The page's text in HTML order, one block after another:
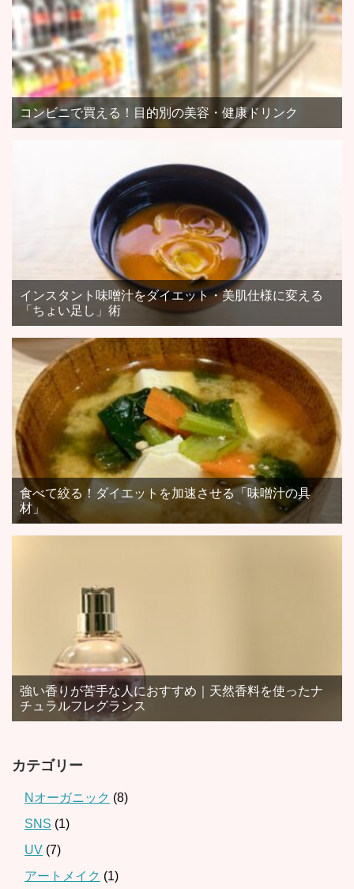
コンビニで買える！目的別の美容・健康ドリンク
インスタント味噌汁をダイエット・美肌仕様に変える
「ちょい足し」術
食べて絞る！ダイエットを加速させる「味噌汁の具
材」
強い香りが苦手な人におすすめ｜天然香料を使ったナ
チュラルフレグランス
カテゴリー
Nオーガニック (8)
SNS (1)
UV (7)
アートメイク (1)